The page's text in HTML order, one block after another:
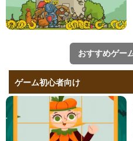
おすすめゲー
ゲーム初心者向け